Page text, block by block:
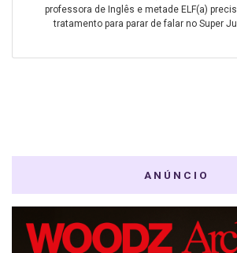
professora de Inglês e metade ELF(a)
tratamento para parar de falar no Super
ANÚNCIO